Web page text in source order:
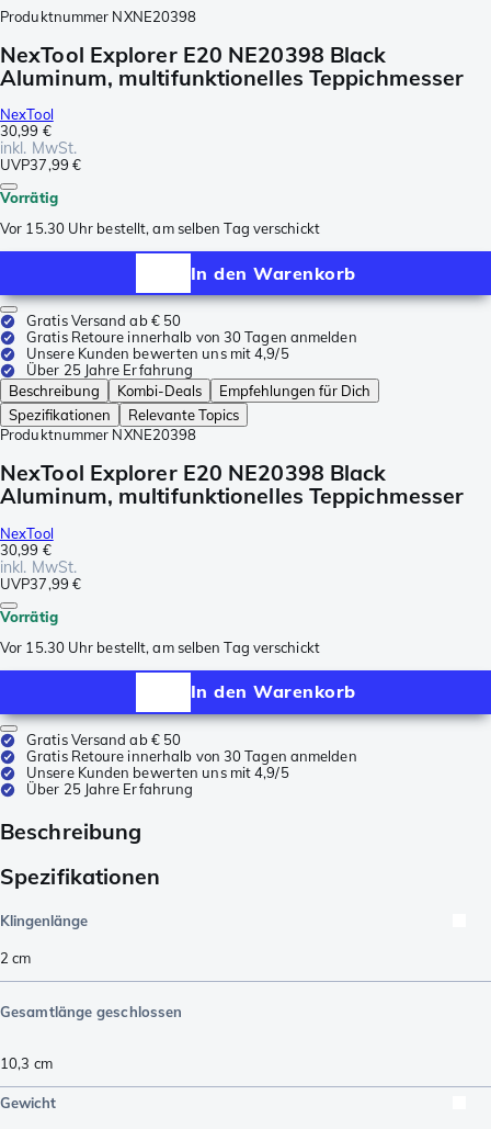
Produktnummer NXNE20398
NexTool Explorer E20 NE20398 Black
Aluminum, multifunktionelles Teppichmesser
NexTool
30,99 €
inkl. MwSt.
UVP37,99 €
Vorrätig
Vor 15.30 Uhr bestellt, am selben Tag verschickt
In den Warenkorb
Gratis Versand ab € 50
Gratis Retoure innerhalb von 30 Tagen anmelden
Unsere Kunden bewerten uns mit 4,9/5
Über 25 Jahre Erfahrung
Beschreibung
Kombi-Deals
Empfehlungen für Dich
Spezifikationen
Relevante Topics
Produktnummer NXNE20398
NexTool Explorer E20 NE20398 Black
Aluminum, multifunktionelles Teppichmesser
NexTool
30,99 €
inkl. MwSt.
UVP37,99 €
Vorrätig
Vor 15.30 Uhr bestellt, am selben Tag verschickt
In den Warenkorb
Gratis Versand ab € 50
Gratis Retoure innerhalb von 30 Tagen anmelden
Unsere Kunden bewerten uns mit 4,9/5
Über 25 Jahre Erfahrung
Beschreibung
Spezifikationen
Klingenlänge
2 cm
Gesamtlänge geschlossen
10,3 cm
Gewicht